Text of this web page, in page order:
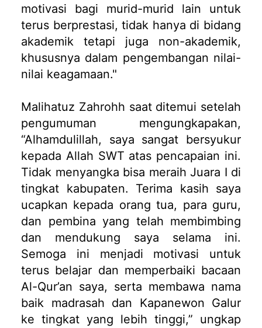
motivasi bagi murid-murid lain untuk
terus berprestasi, tidak hanya di bidang
akademik tetapi juga non-akademik,
khususnya dalam pengembangan nilai-
nilai keagamaan."
Malihatuz Zahrohh saat ditemui setelah
pengumuman mengungkapakan,
“Alhamdulillah, saya sangat bersyukur
kepada Allah SWT atas pencapaian ini.
Tidak menyangka bisa meraih Juara I di
tingkat kabupaten. Terima kasih saya
ucapkan kepada orang tua, para guru,
dan pembina yang telah membimbing
dan mendukung saya selama ini.
Semoga ini menjadi motivasi untuk
terus belajar dan memperbaiki bacaan
Al-Qur’an saya, serta membawa nama
baik madrasah dan Kapanewon Galur
ke tingkat yang lebih tinggi,” ungkap